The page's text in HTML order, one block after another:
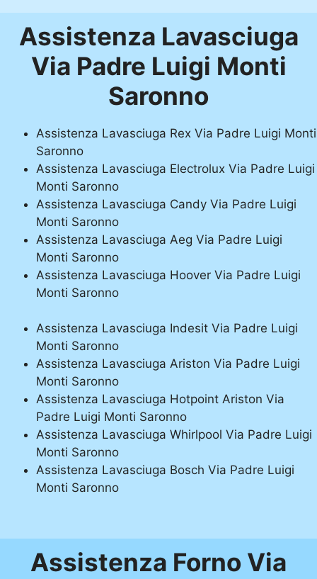
Assistenza Lavasciuga
Via Padre Luigi Monti
Saronno
Assistenza Lavasciuga Rex Via Padre Luigi Monti
Saronno
Assistenza Lavasciuga Electrolux Via Padre Luigi
Monti Saronno
Assistenza Lavasciuga Candy Via Padre Luigi
Monti Saronno
Assistenza Lavasciuga Aeg Via Padre Luigi
Monti Saronno
Assistenza Lavasciuga Hoover Via Padre Luigi
Monti Saronno
Assistenza Lavasciuga Indesit Via Padre Luigi
Monti Saronno
Assistenza Lavasciuga Ariston Via Padre Luigi
Monti Saronno
Assistenza Lavasciuga Hotpoint Ariston Via
Padre Luigi Monti Saronno
Assistenza Lavasciuga Whirlpool Via Padre Luigi
Monti Saronno
Assistenza Lavasciuga Bosch Via Padre Luigi
Monti Saronno
Assistenza Forno Via